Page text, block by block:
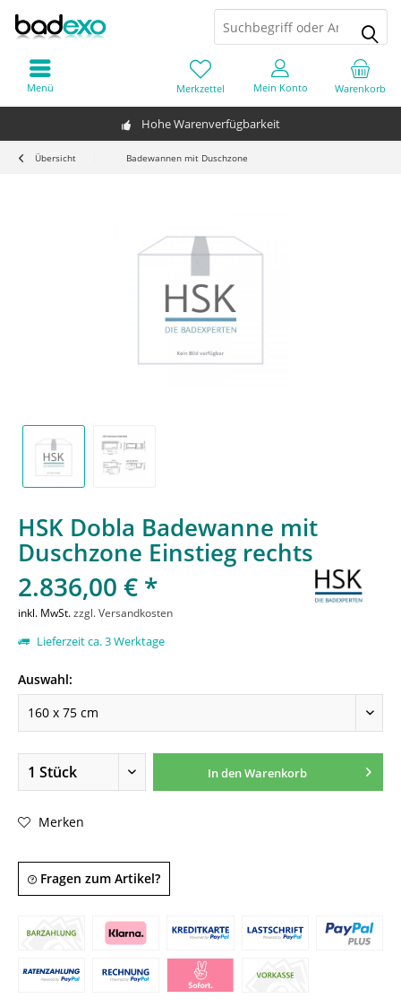
Hohe Warenverfügbarkeit
Warenkorb
Merkzettel Mein Konto
Menü
Übersicht Badewannen mit Duschzone
HSK Dobla Badewanne mit
Duschzone Einstieg rechts
2.836,00 € *
inkl. MwSt.zzgl. Versandkosten
Lieferzeit ca. 3 Werktage
Auswahl:
In denWarenkorb
Merken
Fragen zum Artikel?